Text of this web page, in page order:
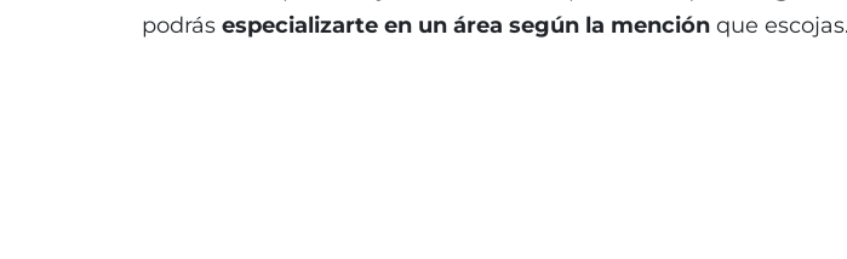
podrás especializarte en un área según la mención que escojas.